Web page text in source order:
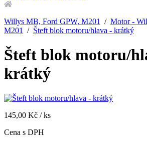
Willys MB, Ford GPW, M201 / Motor -
M201
/ Šteft blok motoru/hlava - krátký
Šteft blok motoru/
krátký
145,00 Kč / ks
Cena s DPH